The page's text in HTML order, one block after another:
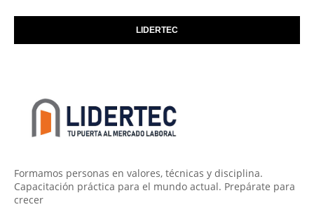
LIDERTEC
Formamos personas en valores, técnicas y disciplina.
Capacitación práctica para el mundo actual. Prepárate para
crecer